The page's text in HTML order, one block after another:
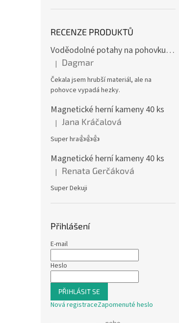
RECENZE PRODUKTŮ
Voděodolné potahy na pohovku se vzorem
Hodnocení produktu je 4 z 5 hvězdiček.
| Dagmar
Čekala jsem hrubší materiál, ale na
pohovce vypadá hezky.
Magnetické herní kameny 40 ks
Hodnocení produktu je 5 z 5 hvězdiček.
| Jana Kráčalová
Super hra👍👍👍
Magnetické herní kameny 40 ks
Hodnocení produktu je 5 z 5 hvězdiček.
| Renata Gerčáková
Super Dekuji
Přihlášení
E-mail
Heslo
PŘIHLÁSIT SE
Nová registraceZapomenuté heslo